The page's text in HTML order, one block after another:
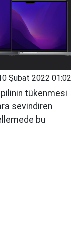
Şubat 2022 01:02
tükenmesi
sevindiren
bu